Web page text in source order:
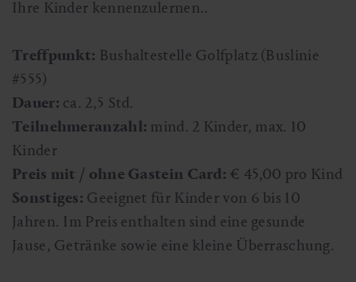
Ihre Kinder kennenzulernen..
Treffpunkt: Bushaltestelle Golfplatz (Buslinie
#555)
Dauer: ca. 2,5 Std.
Teilnehmeranzahl: mind. 2 Kinder, max. 10
Kinder
Preis mit / ohne Gastein Card: € 45,00 pro Kind
Sonstiges: Geeignet für Kinder von 6 bis 10
Jahren. Im Preis enthalten sind eine gesunde
Jause, Getränke sowie eine kleine Überraschung.